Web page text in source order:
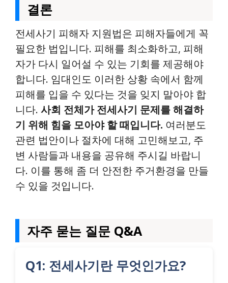
결론
전세사기 피해자 지원법은 피해자들에게 꼭
필요한 법입니다. 피해를 최소화하고, 피해
자가 다시 일어설 수 있는 기회를 제공해야
합니다. 임대인도 이러한 상황 속에서 함께
피해를 입을 수 있다는 것을 잊지 말아야 합
니다. 사회 전체가 전세사기 문제를 해결하
기 위해 힘을 모아야 할 때입니다. 여러분도
관련 법안이나 절차에 대해 고민해보고, 주
변 사람들과 내용을 공유해 주시길 바랍니
다. 이를 통해 좀 더 안전한 주거환경을 만들
수 있을 것입니다.
자주 묻는 질문 Q&A
Q1: 전세사기란 무엇인가요?